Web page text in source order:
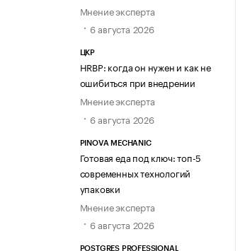
Мнение эксперта
6 августа 2026
ЦКР
HRBP: когда он нужен и как не
ошибиться при внедрении
Мнение эксперта
6 августа 2026
PINOVA MECHANIC
Готовая еда под ключ: топ-5
современных технологий
упаковки
Мнение эксперта
6 августа 2026
POSTGRES PROFESSIONAL